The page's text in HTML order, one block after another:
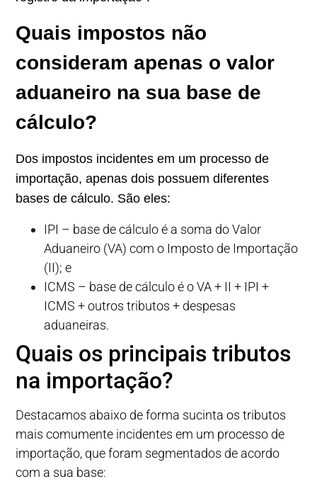
Quais impostos não
consideram apenas o valor
aduaneiro na sua base de
cálculo?
Dos impostos incidentes em um processo de
importação, apenas dois possuem diferentes
bases de cálculo. São eles:
IPI – base de cálculo é a soma do Valor
Aduaneiro (VA) com o Imposto de Importação
(II); e
ICMS – base de cálculo é o VA + II + IPI +
ICMS + outros tributos + despesas
aduaneiras.
Quais os principais tributos
na importação?
Destacamos abaixo de forma sucinta os tributos
mais comumente incidentes em um processo de
importação, que foram segmentados de acordo
com a sua base: